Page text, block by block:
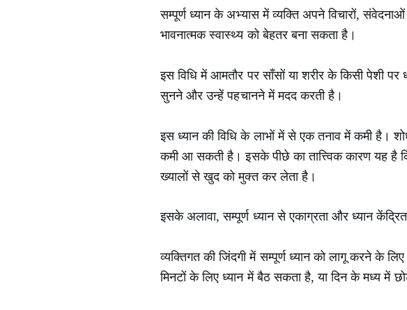
सम्पूर्ण ध्यान के अभ्यास में व्यक्ति अपने विचारों,
भावनात्मक स्वास्थ्य को बेहतर बना सकता है।
इस विधि में आमतौर पर साँसों या शरीर के किसी पेशी
सुनने और उन्हें पहचानने में मदद करती है।
इस ध्यान की विधि के लाभों में से एक तनाव में कमी है।
कमी आ सकती है। इसके पीछे का तात्त्विक कारण यह है
ख्यालों से खुद को मुक्त कर लेता है।
इसके अलावा, सम्पूर्ण ध्यान से एकाग्रता और ध्यान केंद्रित
व्यक्तिगत की जिंदगी में सम्पूर्ण ध्यान को लागू करने के
मिनटों के लिए ध्यान में बैठ सकता है, या दिन के मध्य में